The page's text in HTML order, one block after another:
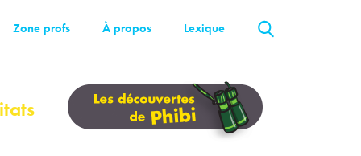
Zone profs À propos Lexique